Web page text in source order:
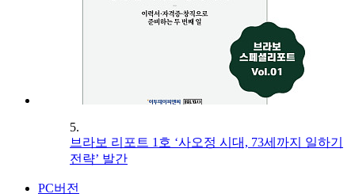
5.
브라보 리포트 1호 ‘사오정 시대, 73세까지 일하기
전략’ 발간
PC버전